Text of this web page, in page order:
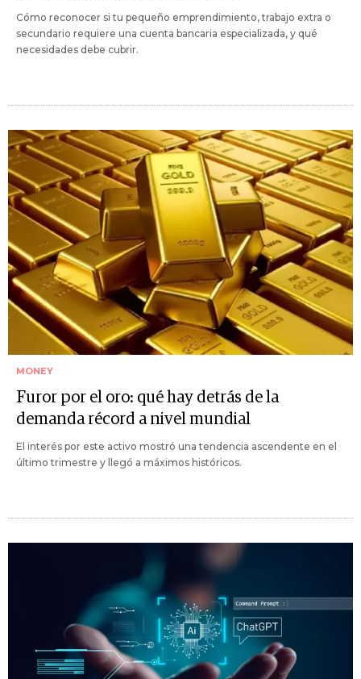
Cómo reconocer si tu pequeño emprendimiento, trabajo extra o
secundario requiere una cuenta bancaria especializada, y qué
necesidades debe cubrir.
MONEY
Furor por el oro: qué hay detrás de la
demanda récord a nivel mundial
El interés por este activo mostró una tendencia ascendente en el
último trimestre y llegó a máximos históricos.